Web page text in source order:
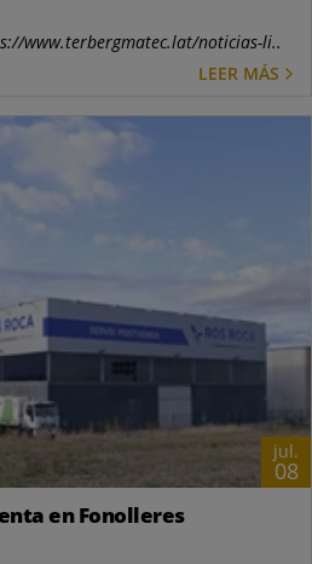
www.terbergmatec.lat/noticias-li..
LEER MÁS
jul.
08
en Fonolleres